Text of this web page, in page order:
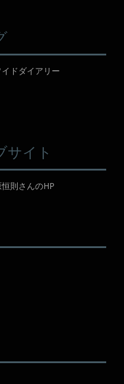
ドダイアリー
サイト
則さんのHP